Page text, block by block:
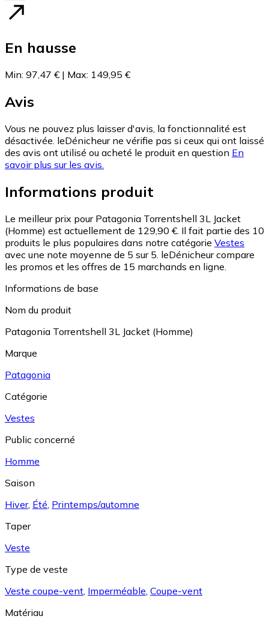
En hausse
Min: 97,47 € | Max: 149,95 €
Avis
Vous ne pouvez plus laisser d'avis, la fonctionnalité est
désactivée. leDénicheur ne vérifie pas si ceux qui ont laissé
des avis ont utilisé ou acheté le produit en question En
savoir plus sur les avis.
Informations produit
Le meilleur prix pour Patagonia Torrentshell 3L Jacket
(Homme) est actuellement de 129,90 €. Il fait partie des 10
produits le plus populaires dans notre catégorie Vestes
avec une note moyenne de 5 sur 5. leDénicheur compare
les promos et les offres de 15 marchands en ligne.
Informations de base
Nom du produit
Patagonia Torrentshell 3L Jacket (Homme)
Marque
Patagonia
Catégorie
Vestes
Public concerné
Homme
Saison
Hiver, Été Printemps/automne
Taper
Veste
Type de veste
Veste coupe-vent Imperméable Coupe-vent
Matériau